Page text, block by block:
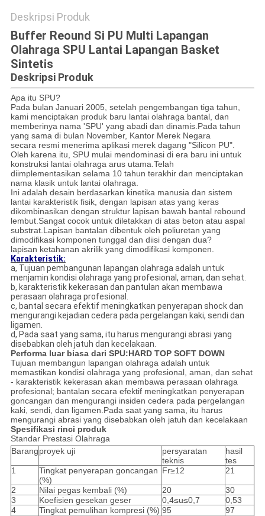
Deskripsi Produk
Buffer Reound Si PU Multi Lapangan
Olahraga SPU Lantai Lapangan Basket
Sintetis
Deskripsi Produk
Apa itu SPU?
Pada bulan Januari 2005, setelah pengembangan tiga tahun,
kami menciptakan produk baru lantai olahraga bantal, dan
memberinya nama 'SPU' yang abadi dan dinamis.Pada tahun
yang sama di bulan November, Kantor Merek Negara
secara resmi menerima aplikasi merek dagang "Silicon PU".
Oleh karena itu, SPU mulai mendominasi di era baru ini untuk
konstruksi lantai olahraga arus utama.Telah
diimplementasikan selama 10 tahun terakhir dan menciptakan
nama klasik untuk lantai olahraga.
Ini adalah desain berdasarkan kinetika manusia dan sistem
lantai karakteristik fisik, dengan lapisan atas yang keras
dikombinasikan dengan struktur lapisan bawah bantal rebound
lembut.Sangat cocok untuk diletakkan di atas beton atau aspal
substrat.Lapisan bantalan dibentuk oleh poliuretan yang
dimodifikasi komponen tunggal dan diisi dengan dua?
lapisan ketahanan akrilik yang dimodifikasi komponen.
Karakteristik:
a, Tujuan pembangunan lapangan olahraga adalah untuk
menjamin kondisi olahraga yang profesional, aman, dan sehat.
b, karakteristik kekerasan dan pantulan akan membawa
perasaan olahraga profesional.
c, bantal secara efektif meningkatkan penyerapan shock dan
mengurangi kejadian cedera pada pergelangan kaki, sendi dan
ligamen.
d, Pada saat yang sama, itu harus mengurangi abrasi yang
disebabkan oleh jatuh dan kecelakaan.
Performa luar biasa dari SPU:HARD TOP SOFT DOWN
Tujuan membangun lapangan olahraga adalah untuk
memastikan kondisi olahraga yang profesional, aman, dan sehat
- karakteristik kekerasan akan membawa perasaan olahraga
profesional; bantalan secara efektif meningkatkan penyerapan
goncangan dan mengurangi insiden cedera pada pergelangan
kaki, sendi, dan ligamen.Pada saat yang sama, itu harus
mengurangi abrasi yang disebabkan oleh jatuh dan kecelakaan
Spesifikasi rinci produk
Standar Prestasi Olahraga
Barangproyek uji
persyaratan
teknis
hasil
tes
1
Tingkat penyerapan goncangan
(%)
Fr≥12 21
2 Nilai pegas kembali (%) 20
30
3
Koefisien gesekan geser 0,4≤u≤0,7
0,53
4
Tingkat pemulihan kompresi (%) 95
97